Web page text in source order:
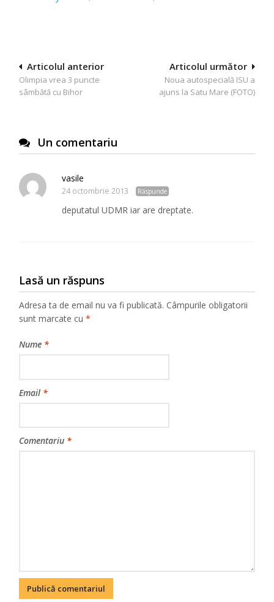
Navigare
în
Articolul următor
Noua autospecială ISU a
ajuns la Satu Mare (FOTO)
Articolul anterior
Olimpia vrea 3 puncte
sâmbătă cu Bihor
Un comentariu
vasile
24 octombrie 2013 Răspunde
deputatul UDMR iar are dreptate.
Lasă un răspuns
Adresa ta de email nu va fi publicată. Câmpurile obligatorii
sunt marcate cu*
Nume *
Email *
Comentariu *